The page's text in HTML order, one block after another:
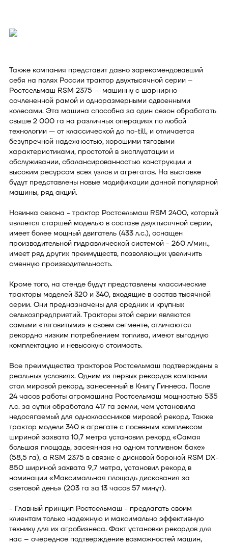
Также компания представит давно зарекомендовавший
себя на полях России трактор двухтысячной серии –
Ростсельмаш RSM 2375 — машинну с шарнирно-
сочлененной рамой и одноразмерными сдвоенными
колесами. Эта машина способна за один сезон обработать
свыше 2 000 га на различных операциях по любой
технологии — от классической до no-till, и отличается
безупречной надежностью, хорошими тяговыми
характеристиками, простотой в эксплуатации и
обслуживании, сбалансированностью конструкции и
высоким ресурсом всех узлов и агрегатов. На выставке
будут представлены новые модификации данной популярной
машины, ряд акций.
Новинка сезона - трактор Ростсельмаш RSM 2400, который
является старшей моделью в составе двухтысячной серии,
имеет более мощный двигатель (433 л.с.), оснащен
производительной гидравлической системой - 260 л/мин.,
имеет ряд других преимуществ, позволяющих увеличить
сменную производительность.
Кроме того, на стенде будут представлены классические
тракторы моделей 320 и 340, входящие в состав тысячной
серии. Они предназначены для средних и крупных
сельхозпредприятий. Тракторы этой серии являются
самыми «тяговитыми» в своем сегменте, отличаются
рекордно низким потреблением топлива, имеют выгодную
комплектацию и невысокую стоимость.
Все преимущества тракторов Ростсельмаш подтверждены в
реальных условиях. Одним из первых рекордов компании
стал мировой рекорд, занесенный в Книгу Гиннеса. После
24 часов работы агромашина Ростсельмаш мощностью 535
л.с. за сутки обработала 417 га земли, чем установила
недосягаемый для одноклассников мировой рекорд. Также
трактор модели 340 в агрегате с посевным комплексом
шириной захвата 10,7 метра установил рекорд «Самая
большая площадь, засеянная на одном топливном баке»
(58,5 га), а RSM 2375 в связке с дисковой бороной RSM DX-
850 шириной захвата 9,7 метра, установил рекорд в
номинации «Максимальная площадь дискования за
световой день» (203 га за 13 часов 57 минут).
- Главный принцип Ростсельмаш - предлагать своим
клиентам только надежную и максимально эффективную
технику для их агробизнеса. Факт установки рекордов для
нас – очередное подтверждение возможностей машин,